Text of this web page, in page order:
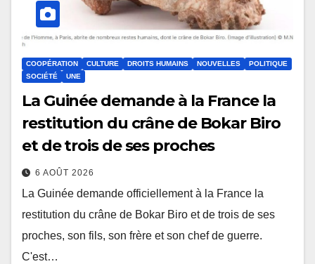
COOPÉRATION CULTURE DROITS HUMAINS NOUVELLES
POLITIQUE
SOCIÉTÉ
UNE
La Guinée demande à la France la
restitution du crâne de Bokar Biro
et de trois de ses proches
6 AOÛT 2026
La Guinée demande officiellement à la France la
restitution du crâne de Bokar Biro et de trois de ses
proches, son fils, son frère et son chef de guerre.
C'est…